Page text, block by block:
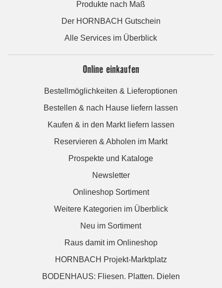
Produkte nach Maß
Der HORNBACH Gutschein
Alle Services im Überblick
Online einkaufen
Bestellmöglichkeiten & Lieferoptionen
Bestellen & nach Hause liefern lassen
Kaufen & in den Markt liefern lassen
Reservieren & Abholen im Markt
Prospekte und Kataloge
Newsletter
Onlineshop Sortiment
Weitere Kategorien im Überblick
Neu im Sortiment
Raus damit im Onlineshop
HORNBACH Projekt-Marktplatz
BODENHAUS: Fliesen. Platten. Dielen